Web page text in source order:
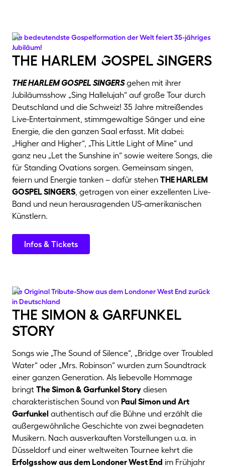
The Harlem Gospel Singers
Die bedeutendste Gospelformation der Welt feiert 35-jähriges
Jubiläum!
THE HARLEM GOSPEL SINGERS gehen mit ihrer
Jubiläumsshow „Sing Hallelujah“ auf große Tour durch
Deutschland und die Schweiz! 35 Jahre mitreißendes
Live-Entertainment, stimmgewaltige Sänger und eine
Energie, die den ganzen Saal erfasst. Mit dabei:
„Higher and Higher“, „This Little Light of Mine“ und
ganz neu „Let the Sunshine in“ sowie weitere Songs, die
für Standing Ovations sorgen. Gemeinsam singen,
feiern und Energie tanken – dafür stehen THE HARLEM
GOSPEL SINGERS, getragen von einer exzellenten Live-
Band und neun herausragenden US-amerikanischen
Künstlern.
Infos & Tickets
the simon & garfunkel
story
Die Original Tribute-Show aus dem Londoner West End zurück
in Deutschland
Songs wie „The Sound of Silence“, „Bridge over Troubled
Water“ oder „Mrs. Robinson“ wurden zum Soundtrack
einer ganzen Generation. Als liebevolle Hommage
bringt The Simon & Garfunkel Story diesen
charakteristischen Sound von Paul Simon und Art
Garfunkel authentisch auf die Bühne und erzählt die
außergewöhnliche Geschichte von zwei begnadeten
Musikern. Nach ausverkauften Vorstellungen u.a. in
Düsseldorf und einer weltweiten Tournee kehrt die
Erfolgsshow aus dem Londoner West End im Frühjahr